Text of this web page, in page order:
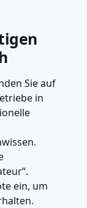
Sie auf
in
ein, um